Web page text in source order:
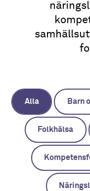
Alla Barn
Folkhälsa